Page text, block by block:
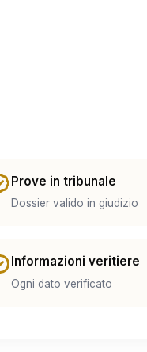
Prove in tribunale
Dossier valido in giudizio
Informazioni veritiere
Ogni dato verificato